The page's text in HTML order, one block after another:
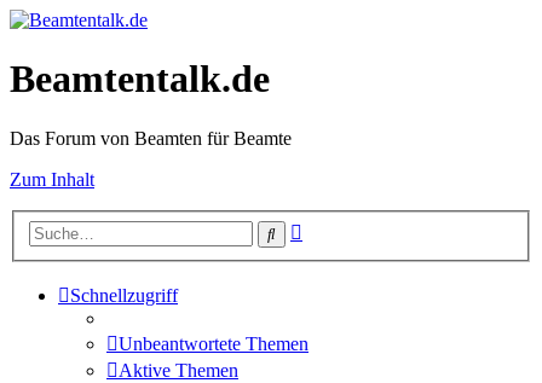
Beamtentalk.de
Das Forum von Beamten für Beamte
Zum Inhalt
Suche
Schnellzugriff
Unbeantwortete Themen
Aktive Themen